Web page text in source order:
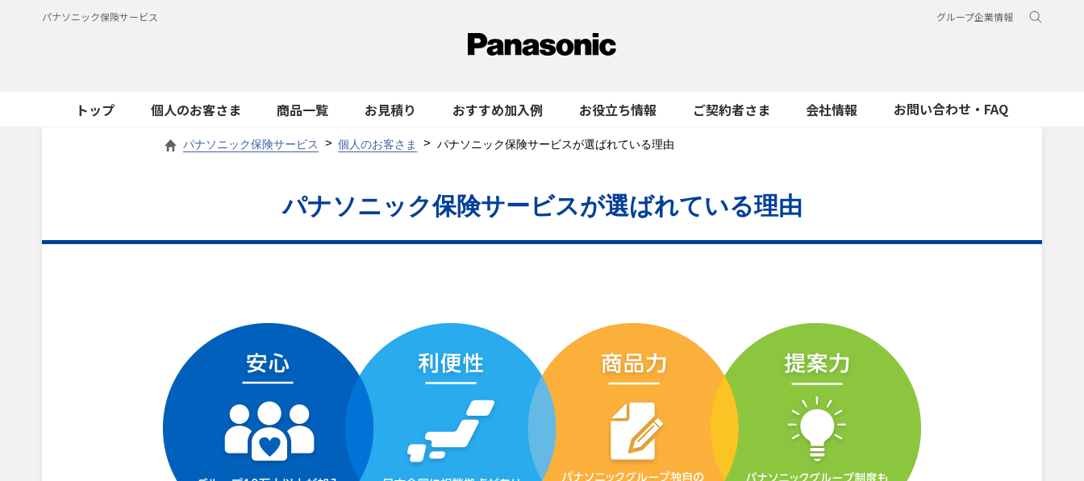
パナソニック保険サービス グループ企業情報
トップ 個人のお客さま 商品一覧 お見積り おすすめ加入例 お役立ち情報 ご契約者さま 会社情報 お問い合わせ・FAQ
パナソニック保険サービス 個人のお客さま パナソニック保険サービスが選ばれている理由
パナソニック保険サービスが選ばれている理由